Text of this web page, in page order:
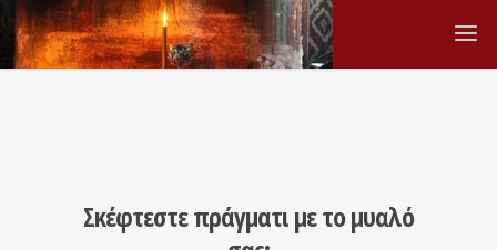
Σκέφτεστε πράγματι με το μυαλό